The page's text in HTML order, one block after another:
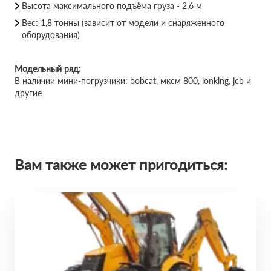
Высота максимального подъёма груза - 2,6 м
Вес: 1,8 тонны (зависит от модели и снаряженного
оборудования)
Модельный ряд:
В наличии мини-погрузчики: bobcat, мксм 800, lonking, jcb и
другие
Вам также может пригодиться: